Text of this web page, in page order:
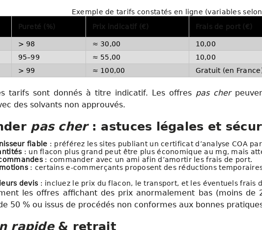
Exemple de tarifs constatés en ligne (variables
Pureté (%) Prix indicatif (€) Frais de port (€)
> 98 ≈ 30,00 10,00
95–99 ≈ 55,00 10,00
> 99 ≈ 100,00 Gratuit (en
tarifs sont donnés à titre indicatif. Les offres pas cher
des solvants non approuvés.
pas cher: astuces légales et
fiable : préférez les sites publiant un certificat d’analyse COA
: un flacon plus grand peut être plus économique au mg, mais
: commander avec un ami afin d’amortir les frais de port.
: certains e-commerçants proposent des réductions
devis: incluez le prix du flacon, le transport, et les éventuels frais
les offres affichant des prix anormalement bas (moins
50 % ou issus de procédés non conformes aux bonnes
rapide& retrait